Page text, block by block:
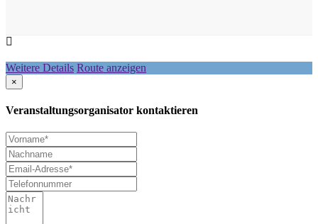
Weitere Details Route anzeigen
×
Veranstaltungsorganisator kontaktieren